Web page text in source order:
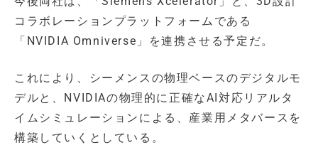
コラボレーションプラットフォームである
「NVIDIA Omniverse」を連携させる予定だ。
これにより、シーメンスの物理ベースのデジタルモ
デルと、NVIDIAの物理的に正確なAI対応リアルタ
イムシミュレーションによる、産業用メタバースを
構築していくとしている。